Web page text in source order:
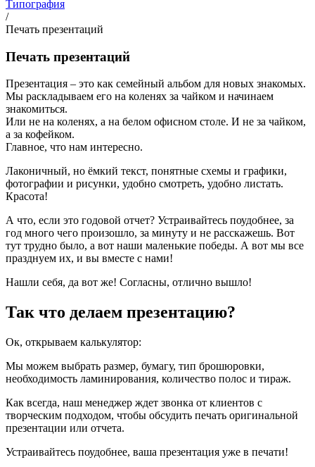
Типография
/
Печать презентаций
Печать презентаций
Презентация – это как семейный альбом для новых знакомых.
Мы раскладываем его на коленях за чайком и начинаем
знакомиться.
Или не на коленях, а на белом офисном столе. И не за чайком,
а за кофейком.
Главное, что нам интересно.
Лаконичный, но ёмкий текст, понятные схемы и графики,
фотографии и рисунки, удобно смотреть, удобно листать.
Красота!
А что, если это годовой отчет? Устраивайтесь поудобнее, за
год много чего произошло, за минуту и не расскажешь. Вот
тут трудно было, а вот наши маленькие победы. А вот мы все
празднуем их, и вы вместе с нами!
Нашли себя, да вот же! Согласны, отлично вышло!
Так что делаем презентацию?
Ок, открываем калькулятор:
Мы можем выбрать размер, бумагу, тип брошюровки,
необходимость ламинирования, количество полос и тираж.
Как всегда, наш менеджер ждет звонка от клиентов с
творческим подходом, чтобы обсудить печать оригинальной
презентации или отчета.
Устраивайтесь поудобнее, ваша презентация уже в печати!